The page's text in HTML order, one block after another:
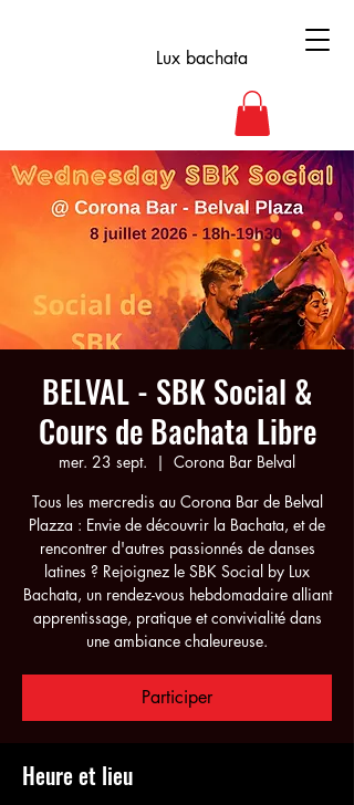
Lux bachata
BELVAL - SBK Social &
Cours de Bachata Libre
mer. 23 sept.
  |
Corona Bar Belval
Tous les mercredis au Corona Bar de Belval
Plazza : Envie de découvrir la Bachata, et de
rencontrer d'autres passionnés de danses
latines ? Rejoignez le SBK Social by Lux
Bachata, un rendez-vous hebdomadaire alliant
apprentissage, pratique et convivialité dans
une ambiance chaleureuse.
Participer
Heure et lieu